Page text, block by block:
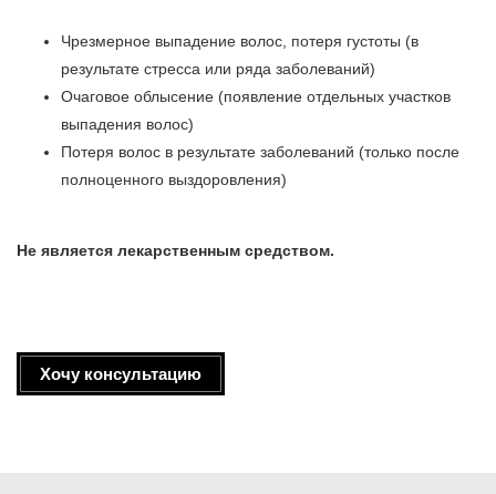
Чрезмерное выпадение волос, потеря густоты (в
результате стресса или ряда заболеваний)
Очаговое облысение (появление отдельных участков
выпадения волос)
Потеря волос в результате заболеваний (только после
полноценного выздоровления)
Не является лекарственным средством.
Хочу консультацию